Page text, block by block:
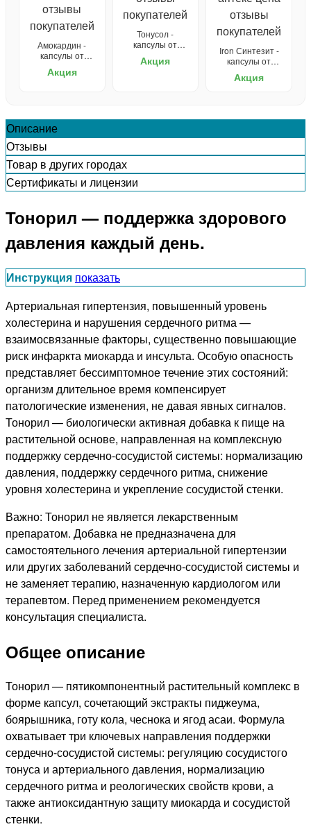
Амокардин -
капсулы от
Акция
Тонусол -
капсулы от
Акция
Iron Синтезит -
капсулы от
Акция
Описание
Отзывы
Товар в других городах
Сертификаты и лицензии
Тонорил — поддержка здорового
давления каждый день.
Инструкция показать
Артериальная гипертензия, повышенный уровень
холестерина и нарушения сердечного ритма —
взаимосвязанные факторы, существенно повышающие
риск инфаркта миокарда и инсульта. Особую опасность
представляет бессимптомное течение этих состояний:
организм длительное время компенсирует
патологические изменения, не давая явных сигналов.
Тонорил — биологически активная добавка к пище на
растительной основе, направленная на комплексную
поддержку сердечно-сосудистой системы: нормализацию
давления, поддержку сердечного ритма, снижение
уровня холестерина и укрепление сосудистой стенки.
Важно: Тонорил не является лекарственным
препаратом. Добавка не предназначена для
самостоятельного лечения артериальной гипертензии
или других заболеваний сердечно-сосудистой системы и
не заменяет терапию, назначенную кардиологом или
терапевтом. Перед применением рекомендуется
консультация специалиста.
Общее описание
Тонорил — пятикомпонентный растительный комплекс в
форме капсул, сочетающий экстракты пиджеума,
боярышника, готу кола, чеснока и ягод асаи. Формула
охватывает три ключевых направления поддержки
сердечно-сосудистой системы: регуляцию сосудистого
тонуса и артериального давления, нормализацию
сердечного ритма и реологических свойств крови, а
также антиоксидантную защиту миокарда и сосудистой
стенки.